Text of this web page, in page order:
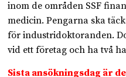
inom de områden SSF
medicin. Pengarna ska
för industridoktoranden.
vid ett företag och ha två
Sista ansökningsdag är